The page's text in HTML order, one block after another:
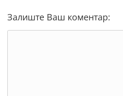
Залиште Ваш коментар: